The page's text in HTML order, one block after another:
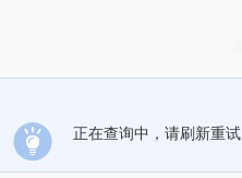
正在查询中，请刷新重试